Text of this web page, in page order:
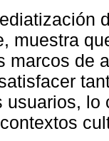
muestra
marcos de
usuarios,